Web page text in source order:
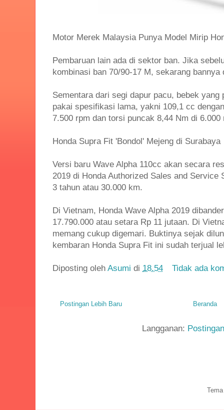
Motor Merek Malaysia Punya Model Mirip
Pembaruan lain ada di sektor ban. Jika
kombinasi ban 70/90-17 M, sekarang
Sementara dari segi dapur pacu, bebek
pakai spesifikasi lama, yakni 109,1 cc
7.500 rpm dan torsi puncak 8,44 Nm di 6.000
Honda Supra Fit 'Bondol' Mejeng di Surabaya
Versi baru Wave Alpha 110cc akan secara
2019 di Honda Authorized Sales and Service
3 tahun atau 30.000 km.
Di Vietnam, Honda Wave Alpha 2019
17.790.000 atau setara Rp 11 jutaan. Di
memang cukup digemari. Buktinya sejak
kembaran Honda Supra Fit ini sudah terjual
Diposting oleh Asumi di 18.54 Tidak ada
Postingan Lebih Baru Beranda
Langganan: